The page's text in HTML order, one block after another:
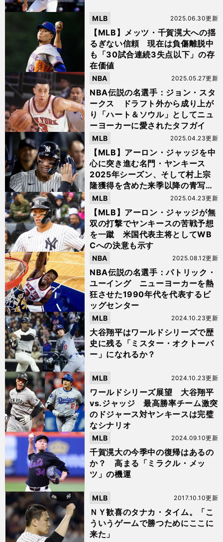
【MLB】メッツ・千賀滉大への揺
るぎない信頼 現在は負傷離脱中
も「30試合連続3失点以下」の存
在価値
2025.06.30更新
MLB
NBA伝説の名選手：ジョン・スタ
ークス ドラフト外から成り上が
り「ハート＆ソウル」としてニュ
ーヨーカーに愛されたタフガイ
2025.05.27更新
NBA
【MLB】アーロン・ジャッジを中
心に突き進む名門・ヤンキース
2025年シーズン、そして村上宗
隆獲得を含めた来季以降の青写真
とは？
2025.04.23更新
MLB
【MLB】アーロン・ジャッジが無
双の打撃でヤンキースの苦戦予想
を一蹴 米国代表主将としてWB
Cへの決意も示す
2025.04.23更新
MLB
NBA伝説の名選手：パトリック・
ユーイング ニューヨーカーを熱
狂させた1990年代を代表するビ
ッグセンター
2025.08.12更新
NBA
大谷翔平はワールドシリーズで歴
史に残る「ミスター・オクトーバ
ー」になれるか？
2024.10.23更新
MLB
ワールドシリーズ展望 大谷翔平
vs.ジャッジ 最高勝率チーム激突
のドジャース対ヤンキースは完璧
なシナリオ
2024.10.23更新
MLB
千賀滉大の今季中の復帰はあるの
か？ 高まる「ミラクル・メッ
ツ」の機運
2024.09.10更新
MLB
ＮＹ歓喜のタナカ・タイム。「こ
ういうゲームで勝つためにここに
来た」
2017.10.10更新
MLB